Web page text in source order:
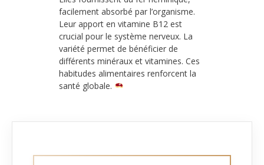
facilement absorbé par l’organisme.
Leur apport en vitamine B12 est
crucial pour le système nerveux. La
variété permet de bénéficier de
différents minéraux et vitamines. Ces
habitudes alimentaires renforcent la
santé globale.